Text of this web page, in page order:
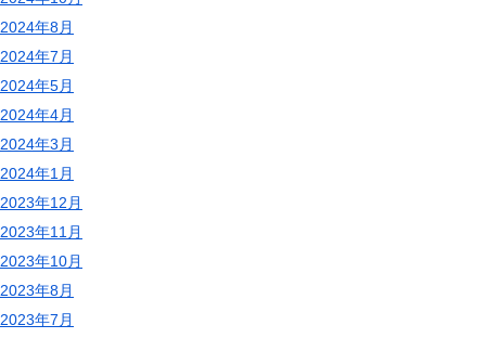
2024年8月
2024年7月
2024年5月
2024年4月
2024年3月
2024年1月
2023年12月
2023年11月
2023年10月
2023年8月
2023年7月